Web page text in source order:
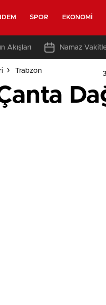
SPOR EKONOMI
Akışları Namaz
Trabzon